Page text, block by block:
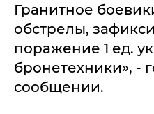
Гранитное
обстрелы,
поражение 1 ед.
бронетехники», -
сообщении.